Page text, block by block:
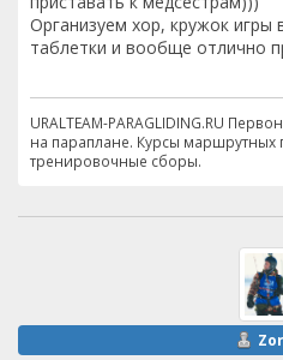
Организуем хор, кружок игры
таблетки и вообще отлично
URALTEAM-PARAGLIDING.RU
на параплане. Курсы маршрутных
тренировочные сборы.